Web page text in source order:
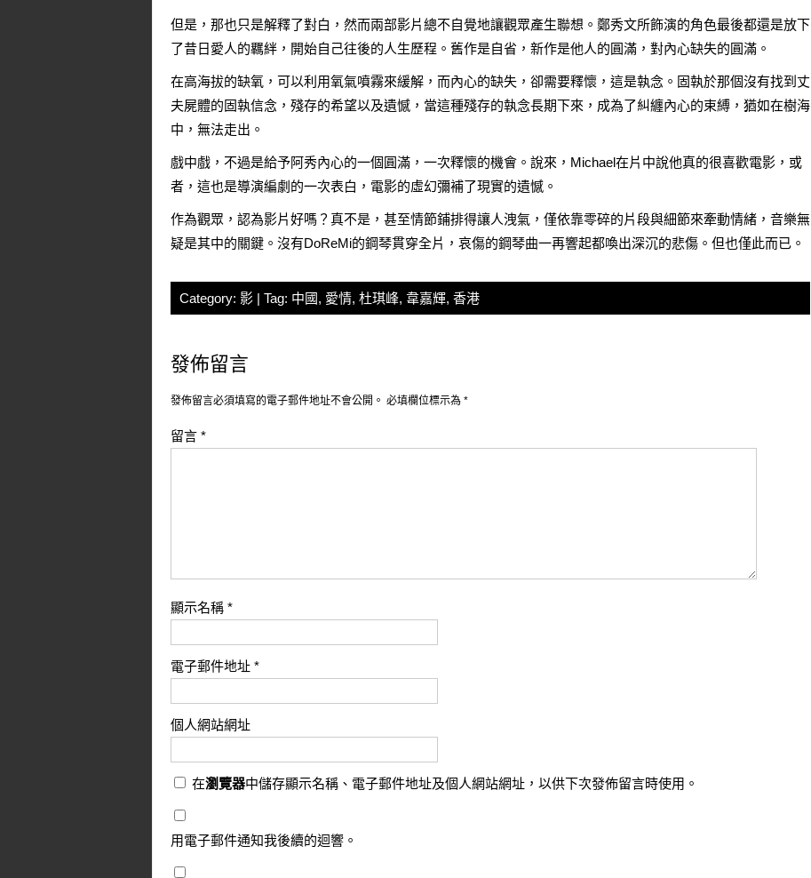
但是，那也只是解釋了對白，然而兩部影片總不自覺地讓觀眾產生聯想。鄭秀文所飾演的角色最後都還是放下
了昔日愛人的羈絆，開始自己往後的人生歷程。舊作是自省，新作是他人的圓滿，對內心缺失的圓滿。
在高海拔的缺氧，可以利用氧氣噴霧來緩解，而內心的缺失，卻需要釋懷，這是執念。固執於那個沒有找到丈
夫屍體的固執信念，殘存的希望以及遺憾，當這種殘存的執念長期下來，成為了糾纏內心的束縛，猶如在樹海
中，無法走出。
戲中戲，不過是給予阿秀內心的一個圓滿，一次釋懷的機會。說來，Michael在片中說他真的很喜歡電影，或
者，這也是導演編劇的一次表白，電影的虛幻彌補了現實的遺憾。
作為觀眾，認為影片好嗎？真不是，甚至情節鋪排得讓人洩氣，僅依靠零碎的片段與細節來牽動情緒，音樂無
疑是其中的關鍵。沒有DoReMi的鋼琴貫穿全片，哀傷的鋼琴曲一再響起都喚出深沉的悲傷。但也僅此而已。
Category: 影 | Tag: 中國, 愛情, 杜琪峰, 韋嘉輝, 香港
發佈留言
發佈留言必須填寫的電子郵件地址不會公開。 必填欄位標示為 *
留言 *
顯示名稱 *
電子郵件地址 *
個人網站網址
在瀏覽器中儲存顯示名稱、電子郵件地址及個人網站網址，以供下次發佈留言時使用。
用電子郵件通知我後續的迴響。